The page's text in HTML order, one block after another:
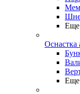
Еще
Оснастка
Еще